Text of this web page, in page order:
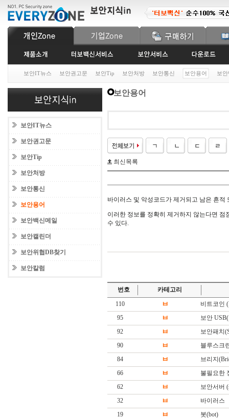
보안IT뉴스 보안권고문 보안Tip 보안처방 보안통신 보안용어 보
보안IT뉴스
보안권고문
보안Tip
보안처방
보안통신
보안용어
보안백신메일
보안캘린더
보안위협DB찾기
보안칼럼
보안용어
최신목록
바이러스 및 악성코드가 제거되고 남은 흔
이러한 정보를 정확히 제거하지 않는다면
수 있다.
번호
카테고리
110
ㅂ
비트코인
95
ㅂ
보안
92
ㅂ
보안패치
90
ㅂ
블루스크
84
ㅂ
브리지
66
ㅂ
불필요한
62
ㅂ
보안서버
32
ㅂ
바이러스
19
ㅂ
봇(bot)